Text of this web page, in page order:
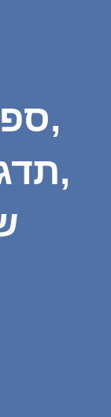
ספר לי ואשכח,
תדגים לי ואזכור,